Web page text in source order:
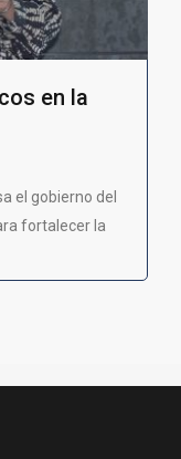
en la
el gobierno del
fortalecer la